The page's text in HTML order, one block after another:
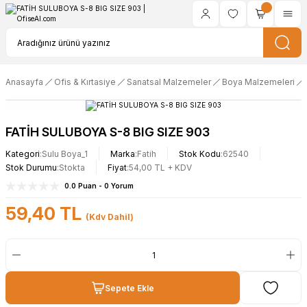
Anasayfa Ofis & Kırtasiye Sanatsal Malzemeler Boya Malzemeleri
FATİH SULUBOYA S-8 BIG SIZE 903
Kategori Sulu Boya_1 Marka Fatih Stok Kodu 62540
Stok Durumu Stokta Fiyat 54,00 TL + KDV
0.0 Puan - 0 Yorum
59,40 TL (Kdv Dahil)
Sepete Ekle